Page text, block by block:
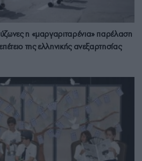
η «μαργαριταρένια» παρέλαση
της ελληνικής ανεξαρτησίας